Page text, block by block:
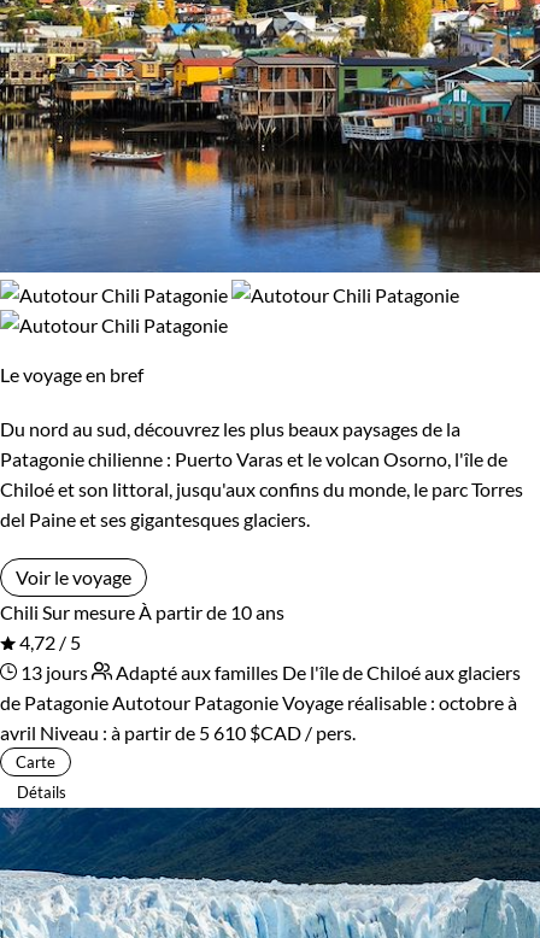
Le voyage en bref
Du nord au sud, découvrez les plus beaux paysages de la
Patagonie chilienne : Puerto Varas et le volcan Osorno, l'île de
Chiloé et son littoral, jusqu'aux confins du monde, le parc Torres
del Paine et ses gigantesques glaciers.
Voir le voyage
Chili Sur mesure À partir de 10 ans
4,72 / 5
13 jours
Adapté aux familles De l'île de Chiloé aux glaciers
de Patagonie Autotour PatagonieVoyage réalisable : octobre à
avril Niveau : à partir de 5 610 $CAD / pers.
Carte
Détails